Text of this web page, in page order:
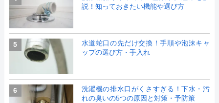
説！知っておきたい機能や選び方
5
水道蛇口の先だけ交換！手順や泡沫キャ
ップの選び方・手入れ
6
洗濯機の排水口がくさすぎる！下水・汚
れの臭いの5つの原因と対策・予防策